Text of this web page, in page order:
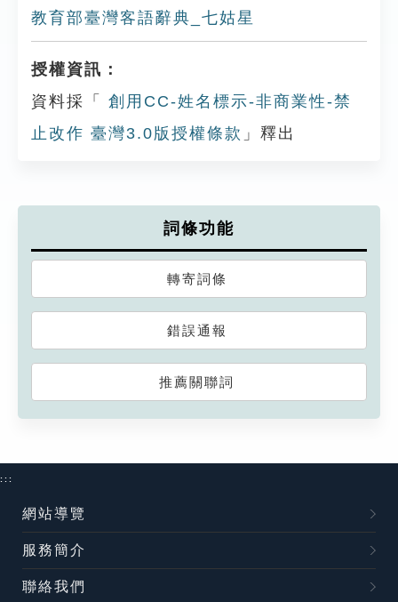
教育部臺灣客語辭典_七姑星
授權資訊：
資料採「
創用CC-姓名標示-非商業性-禁
止改作 臺灣3.0版授權條款 」釋出
詞條功能
轉寄詞條
錯誤通報
推薦關聯詞
:::
網站導覽
服務簡介
聯絡我們